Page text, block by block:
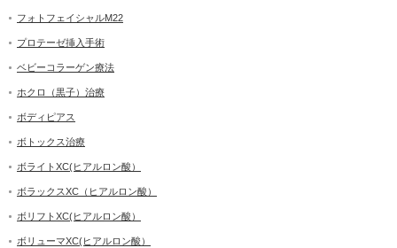
フォトフェイシャルM22
プロテーゼ挿入手術
ベビーコラーゲン療法
ホクロ（黒子）治療
ボディピアス
ボトックス治療
ボライトXC(ヒアルロン酸）
ボラックスXC（ヒアルロン酸）
ボリフトXC(ヒアルロン酸）
ボリューマXC(ヒアルロン酸）